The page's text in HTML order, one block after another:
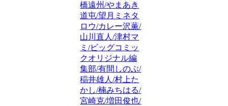
橋遠州/やまあき
道屯/望月ミネタ
ロウ/カレー沢薫/
山川直人/津村マ
ミ/ビッグコミッ
クオリジナル編
集部/有間しのぶ/
稲井雄人/村上た
かし/楠みちはる/
宮崎克/増田俊也/